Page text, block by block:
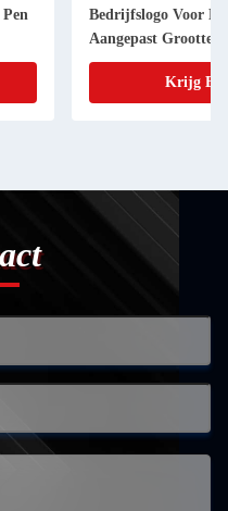
Bedrijfslogo Voor
Aangepast Grootte
Krijg